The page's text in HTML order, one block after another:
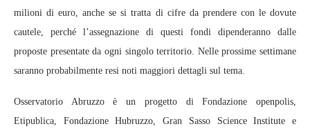
milioni di euro, anche se si tratta di cifre da prendere con le dovute
cautele, perché l’assegnazione di questi fondi dipenderanno dalle
proposte presentate da ogni singolo territorio. Nelle prossime settimane
saranno probabilmente resi noti maggiori dettagli sul tema.
Osservatorio Abruzzo è un progetto di Fondazione openpolis,
Etipublica, Fondazione Hubruzzo, Gran Sasso Science Institute e